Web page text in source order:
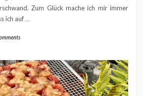
Zum Glück mache ich mir immer
ich auf …